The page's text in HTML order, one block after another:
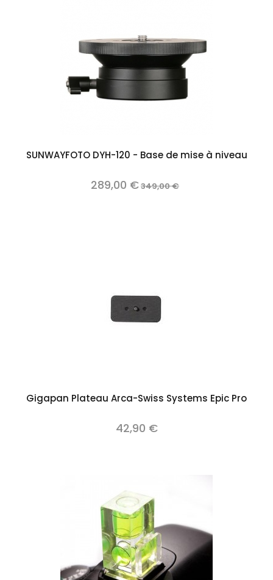
SUNWAYFOTO DYH-120 - Base de mise à niveau
289,00 €349,00 €
Gigapan Plateau Arca-Swiss Systems Epic Pro
42,90 €